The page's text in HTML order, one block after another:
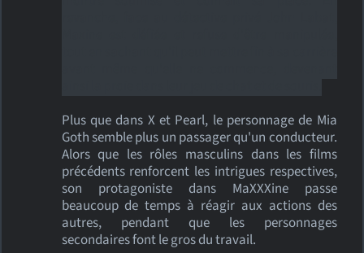
Plus que dans X et Pearl, le personnage de Mia
Goth semble plus un passager qu'un conducteur.
Alors que les rôles masculins dans les films
précédents renforcent les intrigues respectives,
son protagoniste dans MaXXXine passe
beaucoup de temps à réagir aux actions des
autres, pendant que les personnages
secondaires font le gros du travail.